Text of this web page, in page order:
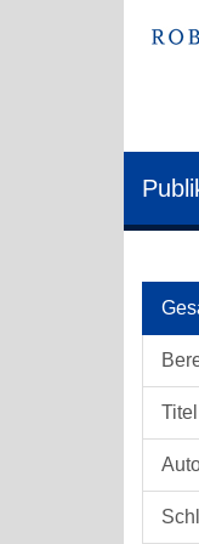
Titel